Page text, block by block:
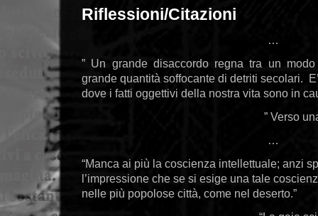
Riflessioni/Citazioni
…
” Un grande disaccordo regna tra un
grande quantità soffocante di detriti secolari.
dove i fatti oggettivi della nostra vita sono in
” Verso
…
“Manca ai più la coscienza intellettuale; anzi
l’impressione che se si esige una tale
nelle più popolose città, come nel deserto.”